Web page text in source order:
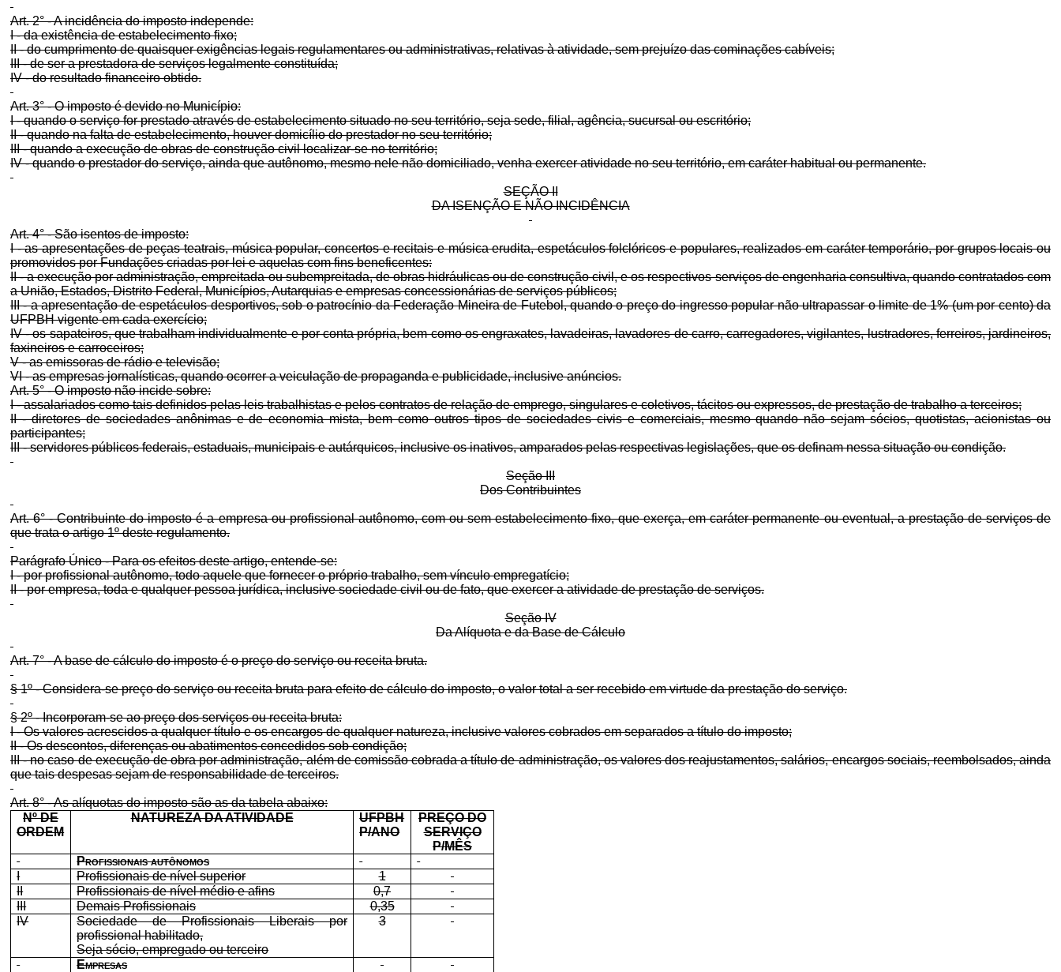
Art. 2° - A incidência do imposto independe:
I - da existência de estabelecimento fixo;
II - do cumprimento de quaisquer exigências legais regulamentares ou administrativas, relativas à atividade, sem prejuízo das cominações cabíveis;
III - de ser a prestadora de serviços legalmente constituída;
IV - do resultado financeiro obtido.
Art. 3° - O imposto é devido no Município:
I - quando o serviço for prestado através de estabelecimento situado no seu território, seja sede, filial, agência, sucursal ou escritório;
II - quando na falta de estabelecimento, houver domicílio do prestador no seu território;
III - quando a execução de obras de construção civil localizar-se no território;
IV - quando o prestador do serviço, ainda que autônomo, mesmo nele não domiciliado, venha exercer atividade no seu território, em caráter habitual ou permanente.
SEÇÃO II
DA ISENÇÃO E NÃO INCIDÊNCIA
Art. 4° - São isentos de imposto:
I - as apresentações de peças teatrais, música popular, concertos e recitais e música erudita, espetáculos folclóricos e populares, realizados em caráter temporário, por grupos locais ou
promovidos por Fundações criadas por lei e aquelas com fins beneficentes:
II - a execução por administração, empreitada ou subempreitada, de obras hidráulicas ou de construção civil, e os respectivos serviços de engenharia consultiva, quando contratados com
a União, Estados, Distrito Federal, Municípios, Autarquias e empresas concessionárias de serviços públicos;
III - a apresentação de espetáculos desportivos, sob o patrocínio da Federação Mineira de Futebol, quando o preço do ingresso popular não ultrapassar o limite de 1% (um por cento) da
UFPBH vigente em cada exercício;
IV - os sapateiros, que trabalham individualmente e por conta própria, bem como os engraxates, lavadeiras, lavadores de carro, carregadores, vigilantes, lustradores, ferreiros, jardineiros,
faxineiros e carroceiros;
V - as emissoras de rádio e televisão;
VI - as empresas jornalísticas, quando ocorrer a veiculação de propaganda e publicidade, inclusive anúncios.
Art. 5° - O imposto não incide sobre:
I - assalariados como tais definidos pelas leis trabalhistas e pelos contratos de relação de emprego, singulares e coletivos, tácitos ou expressos, de prestação de trabalho a terceiros;
II - diretores de sociedades anônimas e de economia mista, bem como outros tipos de sociedades civis e comerciais, mesmo quando não sejam sócios, quotistas, acionistas ou
participantes;
III - servidores públicos federais, estaduais, municipais e autárquicos, inclusive os inativos, amparados pelas respectivas legislações, que os definam nessa situação ou condição.
Seção III
Dos Contribuintes
Art. 6° - Contribuinte do imposto é a empresa ou profissional autônomo, com ou sem estabelecimento fixo, que exerça, em caráter permanente ou eventual, a prestação de serviços de
que trata o artigo 1º deste regulamento.
Parágrafo Único - Para os efeitos deste artigo, entende-se:
I - por profissional autônomo, todo aquele que fornecer o próprio trabalho, sem vínculo empregatício;
II - por empresa, toda e qualquer pessoa jurídica, inclusive sociedade civil ou de fato, que exercer a atividade de prestação de serviços.
Seção IV
Da Alíquota e da Base de Cálculo
Art. 7° - A base de cálculo do imposto é o preço do serviço ou receita bruta.
§ 1º - Considera-se preço do serviço ou receita bruta para efeito de cálculo do imposto, o valor total a ser recebido em virtude da prestação do serviço.
§ 2º - Incorporam-se ao preço dos serviços ou receita bruta:
I - Os valores acrescidos a qualquer título e os encargos de qualquer natureza, inclusive valores cobrados em separados a título do imposto;
II - Os descontos, diferenças ou abatimentos concedidos sob condição;
III - no caso de execução de obra por administração, além de comissão cobrada a título de administração, os valores dos reajustamentos, salários, encargos sociais, reembolsados, ainda
que tais despesas sejam de responsabilidade de terceiros.
Art. 8° - As alíquotas do imposto são as da tabela abaixo:
Nº DE
ORDEM
NATUREZA DA ATIVIDADE
UFPBH
P/ANO
PREÇO DO
SERVIÇO
P/MÊS
Profissionais autônomos
I
Profissionais de nível superior
1
II
Profissionais de nível médio e afins
0,7
III
Demais Profissionais
0,35
IV
Sociedade de Profissionais Liberais por
profissional habilitado,
Seja sócio, empregado ou terceiro
3
Empresas